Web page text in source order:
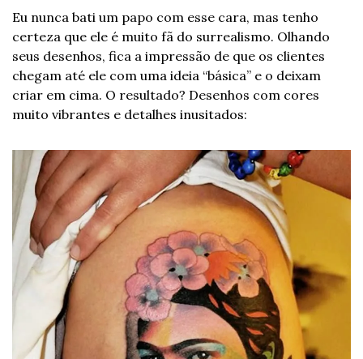
Eu nunca bati um papo com esse cara, mas tenho
certeza que ele é muito fã do surrealismo. Olhando
seus desenhos, fica a impressão de que os clientes
chegam até ele com uma ideia “básica” e o deixam
criar em cima. O resultado? Desenhos com cores
muito vibrantes e detalhes inusitados: